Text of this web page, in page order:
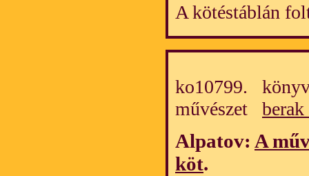
A kötéstáblán
ko10799.
művészet berak
Alpatov: A
köt.